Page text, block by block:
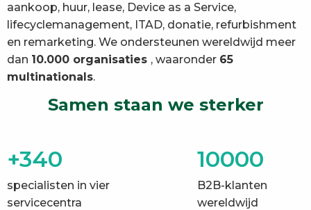
aankoop, huur, lease, Device as a Service,
lifecyclemanagement, ITAD, donatie, refurbishment
en remarketing. We ondersteunen wereldwijd meer
dan 10.000 organisaties , waaronder 65
multinationals.
Samen staan we sterker
+340
specialisten in vier
servicecentra
10000
B2B-klanten
wereldwijd